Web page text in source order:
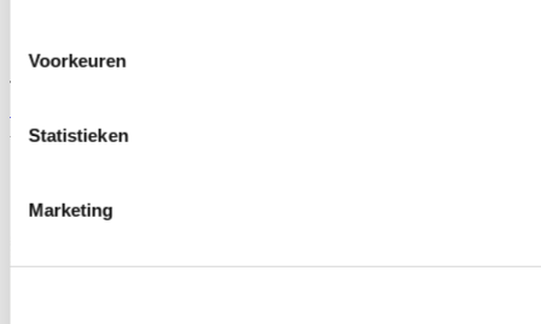
Voorkeuren
Statistieken
Marketing
TIP
Artikelcode: FL-CV99J-C